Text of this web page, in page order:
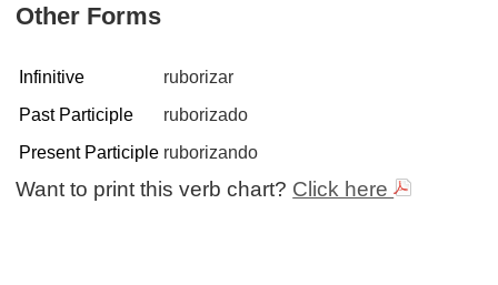
Other Forms
Infinitive
ruborizar
Past Participle
ruborizado
Present Participle ruborizando
Want to print this verb chart? Click here